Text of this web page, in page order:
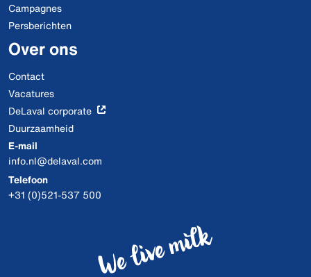
Campagnes
Persberichten
Over ons
Contact
Vacatures
DeLaval corporate
Duurzaamheid
E-mail
info.nl@delaval.com
Telefoon
+31 (0)521-537 500